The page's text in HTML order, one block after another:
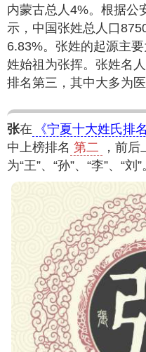
内蒙古总人4%。根据公
示，中国张姓总人口
6.83%。张姓的起源主
姓始祖为张挥。张姓名
排名第三，其中大多为
张在 《宁夏十大姓氏排名
中上榜排名 第二
，前后
为“王”、“孙”、“李”、“刘”